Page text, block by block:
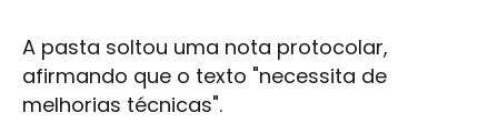
A pasta soltou uma nota protocolar,
afirmando que o texto "necessita de
melhorias técnicas".